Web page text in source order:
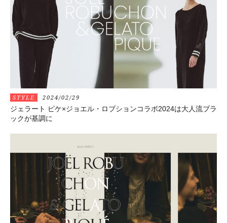
STYLE 2024/02/29
ジェラート ピケ×ジョエル・ロブションコラボ2024は大人流ブラ
ックが基調に